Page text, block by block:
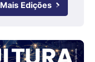
Mais Edições